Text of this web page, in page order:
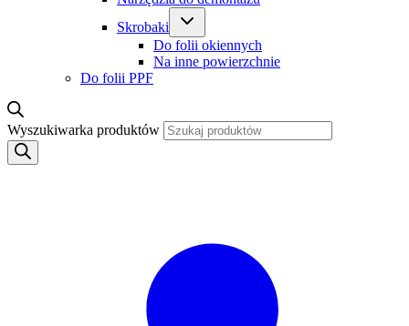
Skrobaki
Do folii okiennych
Na inne powierzchnie
Do folii PPF
Wyszukiwarka produktów